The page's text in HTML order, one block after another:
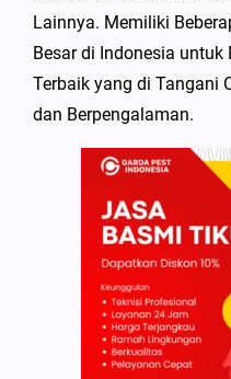
Lainnya. Memiliki
Besar di Indonesia
Terbaik yang di Tangani
dan Berpengalaman.